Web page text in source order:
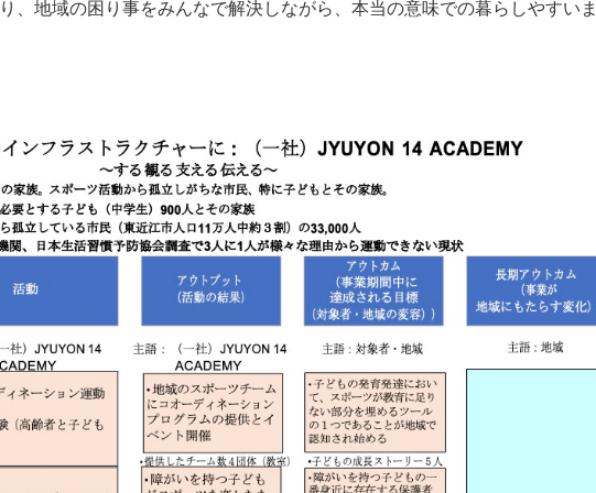
、地域の困り事をみんなで解決しながら、本当の意味での暮らしやすい